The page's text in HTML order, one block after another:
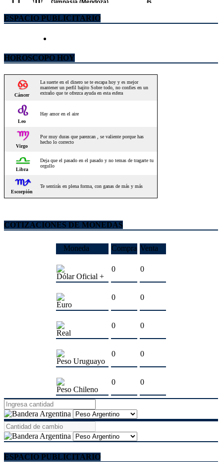
ESPACIO PUBLICITARIO
HOROSCOPO HOY
COTIZACIONES DE MONEDAS
Moneda Compra Venta
Dólar Oficial +
0 0
Euro
0 0
Real
0 0
Peso Uruguayo
0 0
Peso Chileno
0 0
ESPACIO PUBLICITARIO